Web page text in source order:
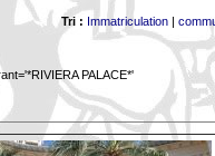
Tri : Immatriculation|
PALACE*'